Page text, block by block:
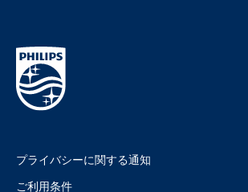
プライバシーに関する通知
ご利用条件